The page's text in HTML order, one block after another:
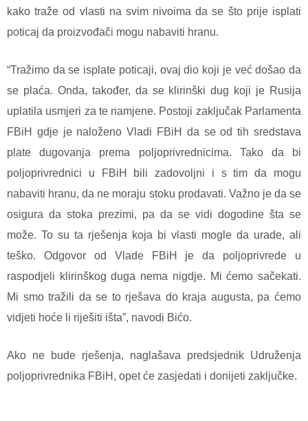
kako traže od vlasti na svim nivoima da se što prije isplati
poticaj da proizvođači mogu nabaviti hranu.
“Tražimo da se isplate poticaji, ovaj dio koji je već došao da
se plaća. Onda, također, da se klirinški dug koji je Rusija
uplatila usmjeri za te namjene. Postoji zaključak Parlamenta
FBiH gdje je naloženo Vladi FBiH da se od tih sredstava
plate dugovanja prema poljoprivrednicima. Tako da bi
poljoprivrednici u FBiH bili zadovoljni i s tim da mogu
nabaviti hranu, da ne moraju stoku prodavati. Važno je da se
osigura da stoka prezimi, pa da se vidi dogodine šta se
može. To su ta rješenja koja bi vlasti mogle da urade, ali
teško. Odgovor od Vlade FBiH je da poljoprivrede u
raspodjeli klirinškog duga nema nigdje. Mi ćemo sačekati.
Mi smo tražili da se to rješava do kraja augusta, pa ćemo
vidjeti hoće li riješiti išta”, navodi Bićo.
Ako ne bude rješenja, naglašava predsjednik Udruženja
poljoprivrednika FBiH, opet će zasjedati i donijeti zaključke.